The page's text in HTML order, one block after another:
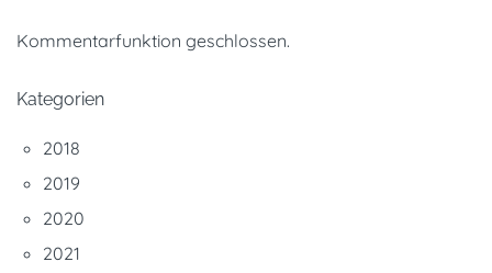
Kommentarfunktion geschlossen.
Kategorien
2018
2019
2020
2021